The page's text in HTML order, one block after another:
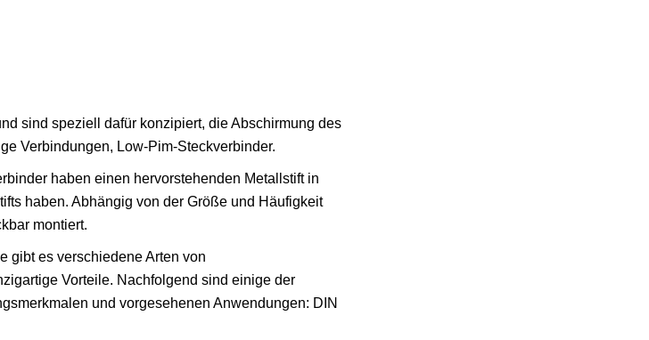
sind speziell dafür konzipiert, die Abschirmung des
Verbindungen, Low-Pim-Steckverbinder.
haben einen hervorstehenden Metallstift in
haben. Abhängig von der Größe und Häufigkeit
montiert.
gibt es verschiedene Arten von
Vorteile. Nachfolgend sind einige der
und vorgesehenen Anwendungen: DIN